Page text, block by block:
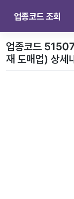
업종코드 조회
업종코드
재 도매업) 상세